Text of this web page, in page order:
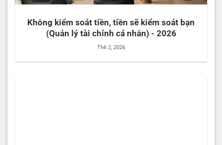
Không kiểm soát tiền, tiền sẽ kiểm soát bạn
(Quản lý tài chính cá nhân) - 2026
Th6 2, 2026